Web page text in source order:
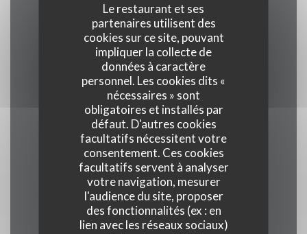
Le restaurant et ses
partenaires utilisent des
cookies sur ce site, pouvant
impliquer la collecte de
données à caractère
personnel. Les cookies dits «
nécessaires » sont
obligatoires et installés par
défaut. D'autres cookies
facultatifs nécessitent votre
consentement. Ces cookies
facultatifs servent à analyser
votre navigation, mesurer
l'audience du site, proposer
des fonctionnalités (ex : en
lien avec les réseaux sociaux)
Cuisine
Traditionnel, Produits frais, Terroir
Type de restaurant
Restaurant Gastronomique
Services
Veranda, Wifi, Climatisation, Service voiturier,
Accès aux personnes à mobilité réduite
Moyens de paiement